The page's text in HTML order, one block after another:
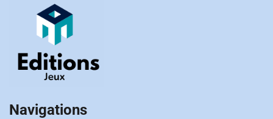
Navigations